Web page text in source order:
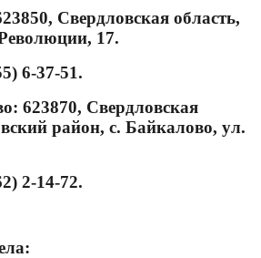
Свердловская область,
17.
6-37-51.
623870, Свердловская
район, с. Байкалово, ул.
2-14-72.